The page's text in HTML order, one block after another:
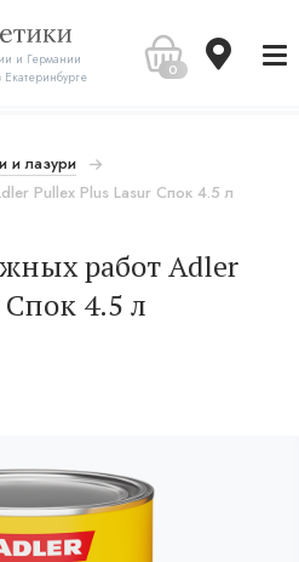
и Германии
0
и лазури
Pullex Plus Lasur Спок 4.5 л
работ Adler
4.5 л